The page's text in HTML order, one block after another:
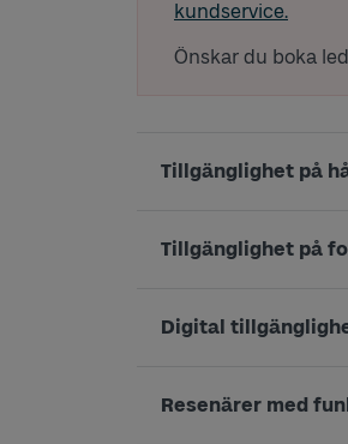
kundservice.
Önskar du boka
Tillgänglighet på
Tillgänglighet på
Digital
Resenärer med